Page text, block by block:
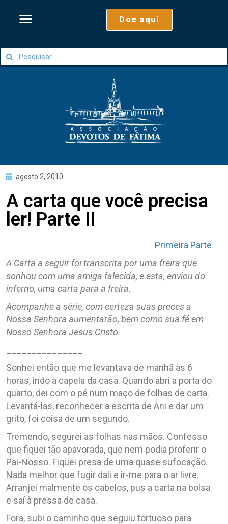
Doe aqui
agosto 2, 2010
A carta que você precisa
ler! Parte II
Primeira Parte
A Carta a seguir foi transcrita por uma freira que
sonhou com uma amiga falecida, e esta, enviou do
inferno, uma carta para a freira.
Acompanhe a série, com certeza suas preces a
Nossa Senhora aumentarão, bem como sua fé em
Nosso Senhora Jesus Cristo.
Sonhei então que me levantava de manhã às 6
horas, indo à capela da casa. Quando abri a porta do
quarto, dei com o pé num maço de folhas de carta.
Levantá-las, reconhecer a escrita de Âni e dar um
grito, foi coisa de um segundo.
Tremendo, segurei as folhas nas mãos. Confesso
que fiquei tão apavorada, que nem podia proferir o
Pai-Nosso. Fiquei presa de uma quase sufocação.
Nada melhor que fugir dali e ir-me para o ar livre.
Arranjei malmente os cabelos, pus a carta na bolsa
e saí à pressa de casa.
Fora, subi o caminho que seguiu tortuoso para